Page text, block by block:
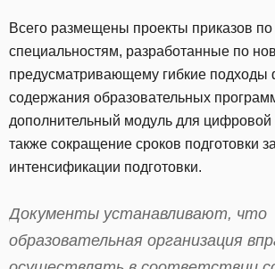
Всего размещены проекты приказов
специальностям, разработанные по
предусматривающему гибкие
содержания образовательных
дополнительный модуль для цифровой
также сокращение сроков подготовки
интенсификации подготовки.
Документы устанавливают, что
образовательная организация